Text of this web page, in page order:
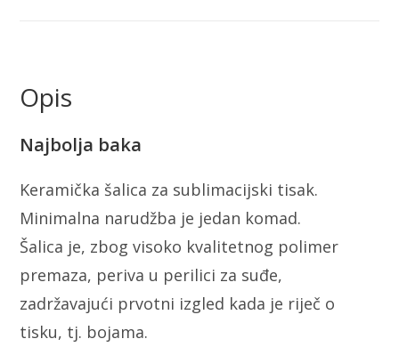
Opis
Najbolja baka
Keramička šalica za sublimacijski tisak.
Minimalna narudžba je jedan komad.
Šalica je, zbog visoko kvalitetnog polimer
premaza, periva u perilici za suđe,
zadržavajući prvotni izgled kada je riječ o
tisku, tj. bojama.